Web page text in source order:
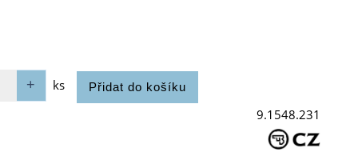
ks
9.1548.231